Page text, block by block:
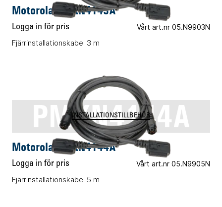
Motorola PMKN4143A
Logga in för pris Vårt art.nr 05.N9903N
Fjärrinstallationskabel 3 m
PMKN4144A
INSTALLATIONSTILLBEHÖR
Motorola PMKN4144A
Logga in för pris Vårt art.nr 05.N9905N
Fjärrinstallationskabel 5 m